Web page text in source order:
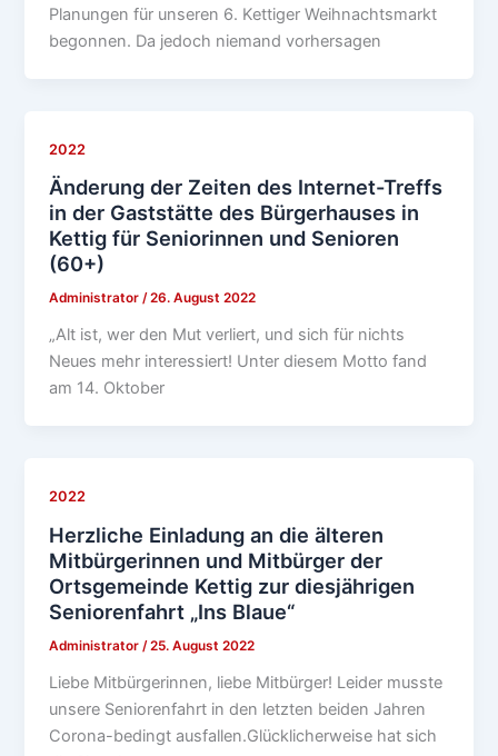
Planungen für unseren 6. Kettiger Weihnachtsmarkt
begonnen. Da jedoch niemand vorhersagen
2022
Änderung der Zeiten des Internet-Treffs
in der Gaststätte des Bürgerhauses in
Kettig für Seniorinnen und Senioren
(60+)
Administrator/26. August 2022
„Alt ist, wer den Mut verliert, und sich für nichts
Neues mehr interessiert! Unter diesem Motto fand
am 14. Oktober
2022
Herzliche Einladung an die älteren
Mitbürgerinnen und Mitbürger der
Ortsgemeinde Kettig zur diesjährigen
Seniorenfahrt „Ins Blaue“
Administrator /25. August 2022
Liebe Mitbürgerinnen, liebe Mitbürger! Leider musste
unsere Seniorenfahrt in den letzten beiden Jahren
Corona-bedingt ausfallen.Glücklicherweise hat sich